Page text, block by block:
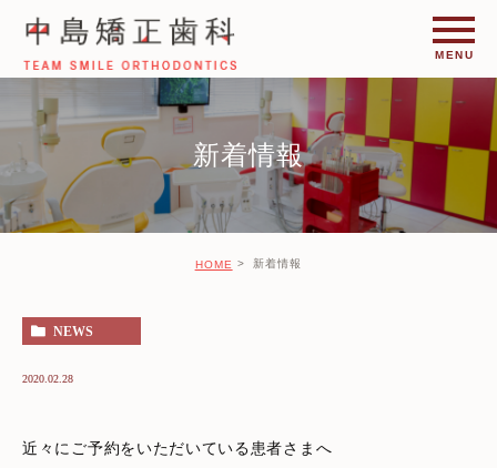
新着情報
HOME 新着情報
NEWS
2020.02.28
近々にご予約をいただいている患者さまへ